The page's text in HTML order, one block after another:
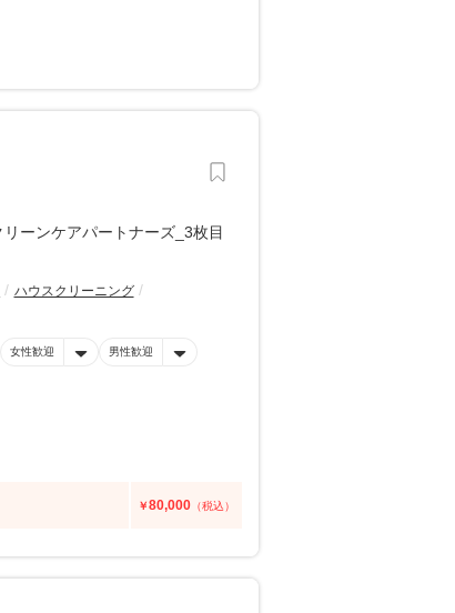
ハウスクリーニング
女性歓迎 男性歓迎
￥80,000 （税込）